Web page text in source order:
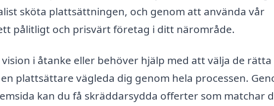
sköta plattsättningen, och genom att använda vår
pålitligt och prisvärt företag i ditt närområde.
i åtanke eller behöver hjälp med att välja de rätta
plattsättare vägleda dig genom hela processen.
kan du få skräddarsydda offerter som matchar